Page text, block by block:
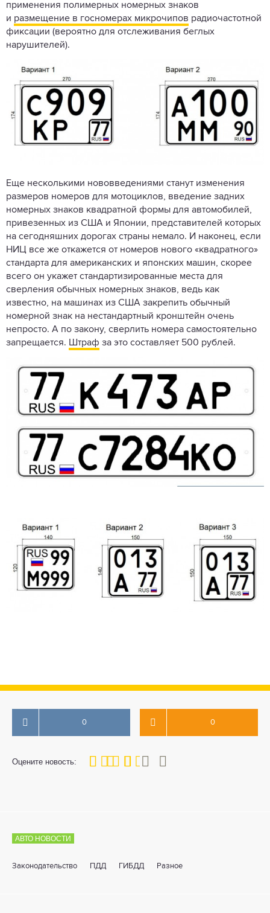
применения полимерных номерных знаков
и размещение в госномерах микрочипов радиочастотной
фиксации (вероятно для отслеживания беглых
нарушителей).
Еще несколькими нововведениями станут изменения
размеров номеров для мотоциклов, введение задних
номерных знаков квадратной формы для автомобилей,
привезенных из США и Японии, представителей которых
на сегодняшних дорогах страны немало. И наконец, если
НИЦ все же откажется от номеров нового «квадратного»
стандарта для американских и японских машин, скорее
всего он укажет стандартизированные места для
сверления обычных номерных знаков, ведь как
известно, на машинах из США закрепить обычный
номерной знак на нестандартный кронштейн очень
непросто. А по закону, сверлить номера самостоятельно
запрещается. Штраф за это составляет 500 рублей.
0 0
Оцените новость:
60
1 3 4 5
АВТО НОВОСТИ
Законодательство ПДД ГИБДД Разное